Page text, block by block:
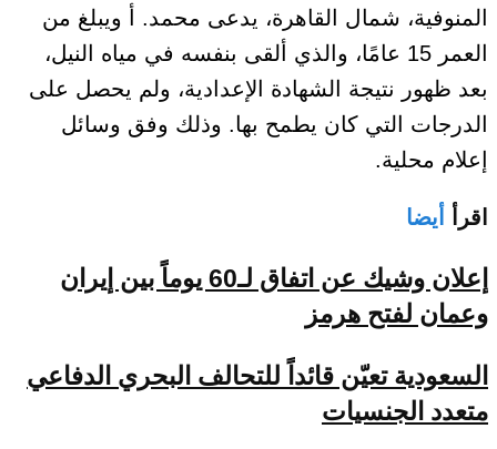
المنوفية، شمال القاهرة، يدعى محمد. أ ويبلغ من
العمر 15 عامًا، والذي ألقى بنفسه في مياه النيل،
بعد ظهور نتيجة الشهادة الإعدادية، ولم يحصل على
الدرجات التي كان يطمح بها. وذلك وفق وسائل
إعلام محلية.
اقرأ أيضا
إعلان وشيك عن اتفاق لـ60 يوماً بين إيران
وعمان لفتح هرمز
السعودية تعيّن قائداً للتحالف البحري الدفاعي
متعدد الجنسيات